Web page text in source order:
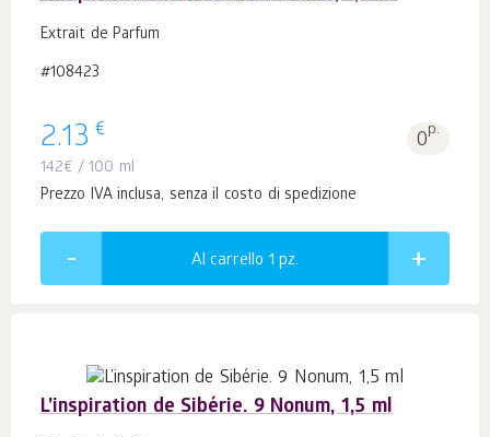
Extrait de Parfum
#108423
2.13 € 0p.
142€ / 100 ml
Prezzo IVA inclusa, senza il costo di spedizione
Al carrello 1 pz.
L’inspiration de Sibérie. 9 Nonum, 1,5 ml